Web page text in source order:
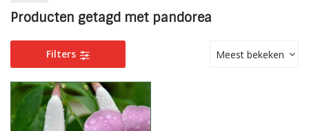
Producten getagd met pandorea
Filters Meest bekeken